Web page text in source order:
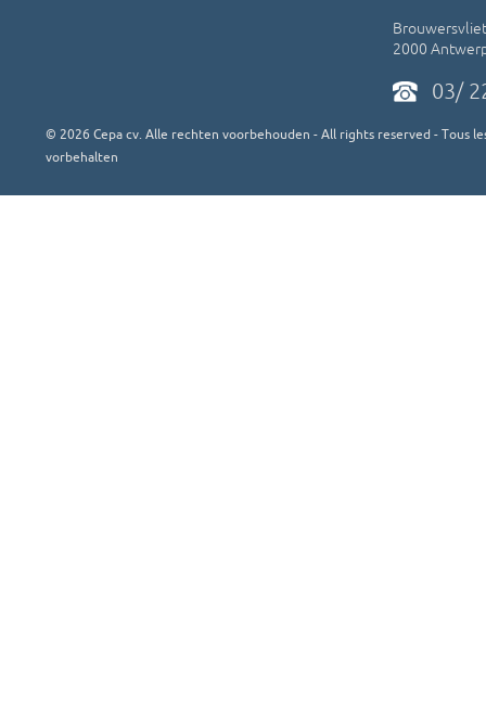
2000
03/
© 2026 Cepa cv. Alle rechten voorbehouden - All rights reserved - Tous
vorbehalten